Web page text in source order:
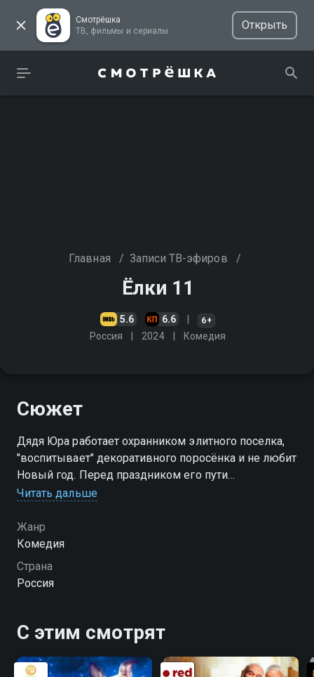
Смотрёшка
ТВ, фильмы и сериалы
Открыть
Главная / Записи ТВ-эфиров /
Ёлки 11
5.6 6.6 6+
Россия 2024 Комедия
Сюжет
Дядя Юра работает охранником элитного поселка,
"воспитывает" декоративного поросёнка и не любит
Новый год. Перед праздником его пути
пересекаются с незнакомкой, которая, словно
из турецких сериалов
Читать дальше
Жанр
Комедия
Страна
Россия
С этим смотрят